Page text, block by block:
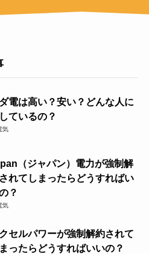
電は高い？安い？どんな人に
ているの？
気
（ジャパン）電力が強制解
れてしまったらどうすればい
？
気
セルパワーが強制解約されて
ったらどうすればいいの？